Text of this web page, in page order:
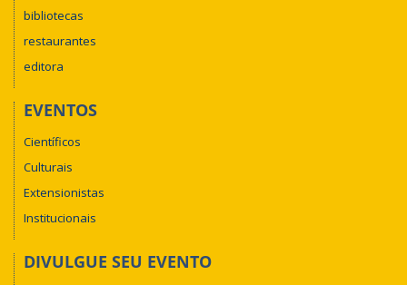
bibliotecas
restaurantes
editora
EVENTOS
Científicos
Culturais
Extensionistas
Institucionais
DIVULGUE SEU EVENTO